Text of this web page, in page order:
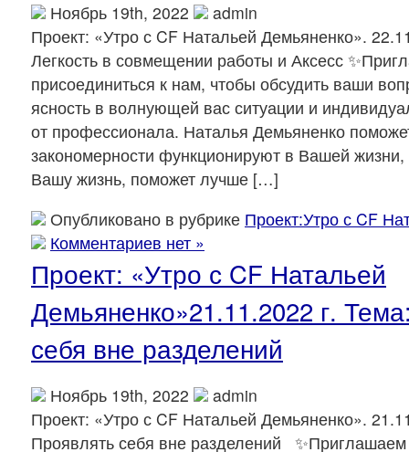
Ноябрь 19th, 2022
admin
Проект: «Утро с CF Натальей Демьяненко».
Легкость в совмещении работы и Аксесс
присоединиться к нам, чтобы обсудить ваши
ясность в волнующей вас ситуации и
от профессионала. Наталья Демьяненко
закономерности функционируют в Вашей
Вашу жизнь, поможет лучше […]
Опубликовано в рубрике Проект:Утро с CF
Комментариев нет »
Проект: «Утро с CF Натальей
Демьяненко»21.11.2022 г.
себя вне разделений
Ноябрь 19th, 2022
admin
Проект: «Утро с CF Натальей Демьяненко».
Проявлять себя вне разделений ✨Приглашаем